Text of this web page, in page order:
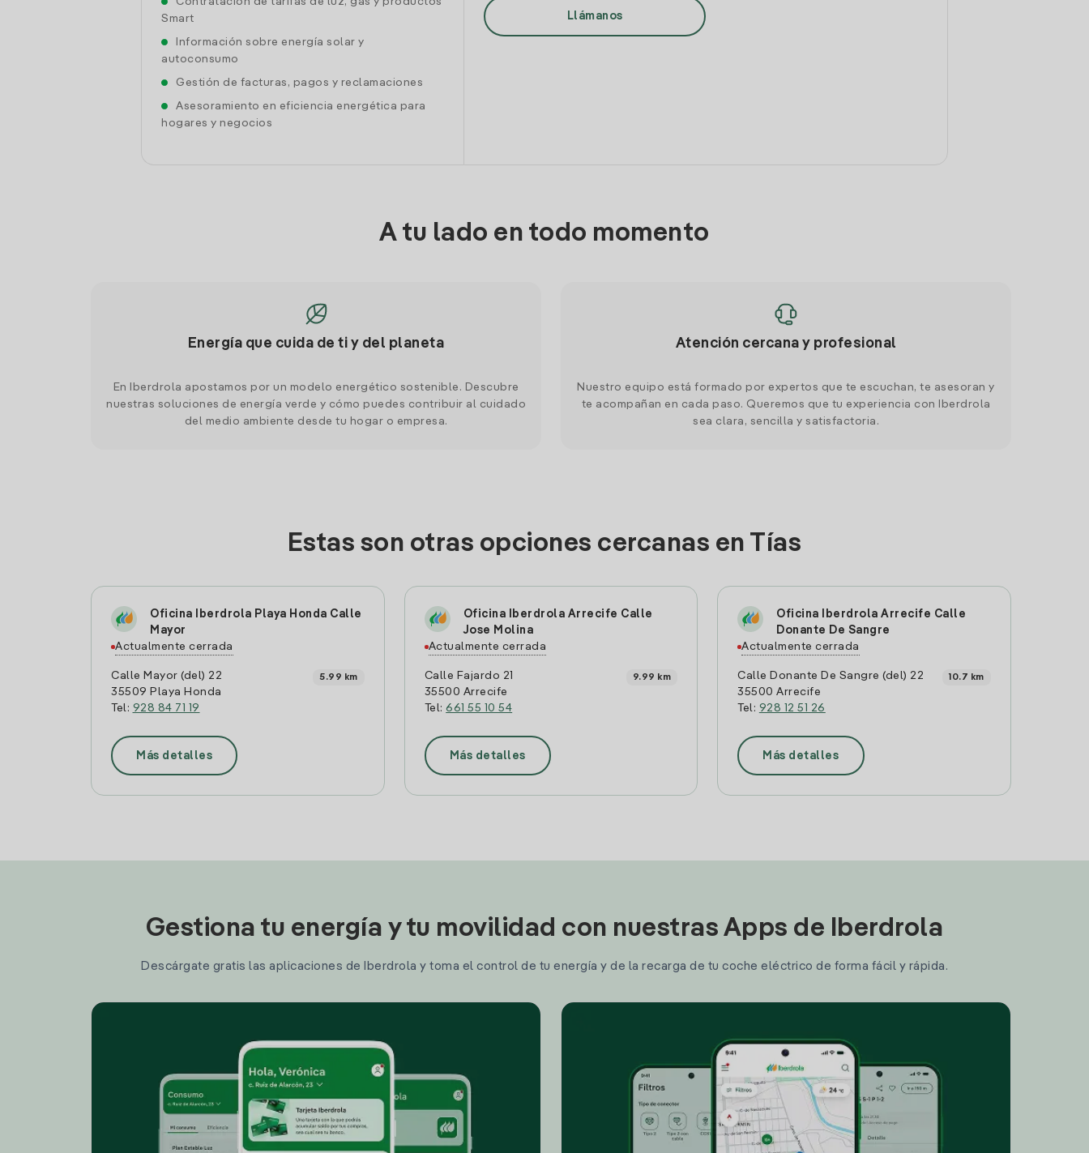
Smart
Información sobre energía solar y
autoconsumo
Gestión de facturas, pagos y reclamaciones
Asesoramiento en eficiencia energética para
hogares y negocios
Llámanos
A tu lado en todo momento
Energía que cuida de ti y del planeta
En Iberdrola apostamos por un modelo energético sostenible. Descubre
nuestras soluciones de energía verde y cómo puedes contribuir al cuidado
del medio ambiente desde tu hogar o empresa.
Atención cercana y profesional
Nuestro equipo está formado por expertos que te escuchan, te asesoran y
te acompañan en cada paso. Queremos que tu experiencia con Iberdrola
sea clara, sencilla y satisfactoria.
Estas son otras opciones cercanas en Tías
Oficina Iberdrola Playa Honda Calle
Mayor
Actualmente cerrada
Calle Mayor (del) 22
35509 Playa Honda
Tel: 928 84 71 19
5.99 km
Más detalles
Oficina Iberdrola Arrecife Calle
Jose Molina
Actualmente cerrada
Calle Fajardo 21
35500 Arrecife
Tel:661 55 10 54
9.99 km
Más detalles
Oficina Iberdrola Arrecife Calle
Donante De Sangre
Actualmente cerrada
Calle Donante De Sangre (del) 22
35500 Arrecife
Tel: 928 12 51 26
10.7 km
Más detalles
Gestiona tu energía y tu movilidad con nuestras Apps de Iberdrola
Descárgate gratis las aplicaciones de Iberdrola y toma el control de tu energía y de la recarga de tu coche eléctrico de forma fácil y rápida.